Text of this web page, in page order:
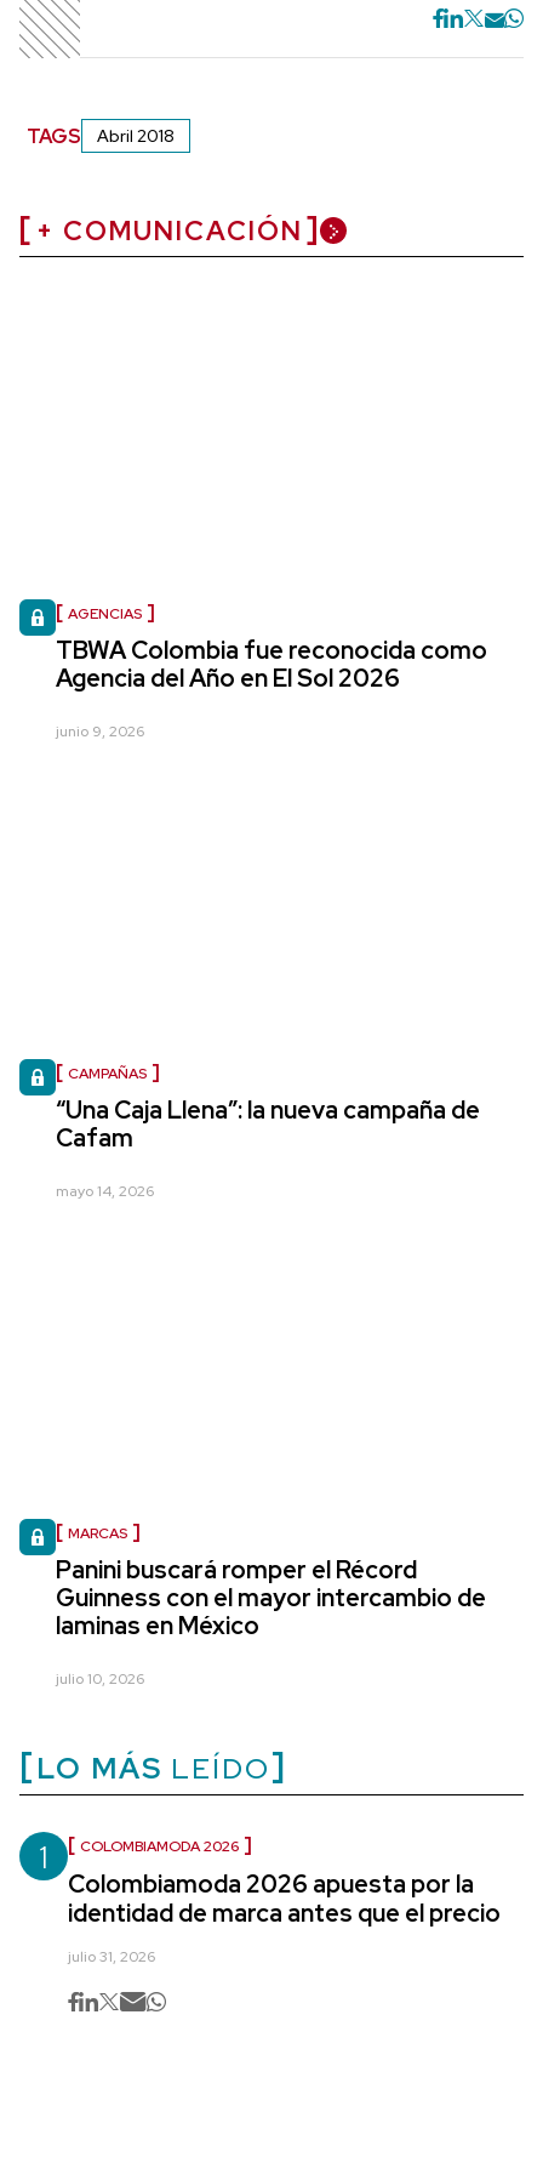
TAGS Abril 2018
+ COMUNICACIÓN
AGENCIAS
TBWA Colombia fue reconocida como
Agencia del Año en El Sol 2026
junio 9, 2026
CAMPAÑAS
“Una Caja Llena”: la nueva campaña de
Cafam
mayo 14, 2026
MARCAS
Panini buscará romper el Récord
Guinness con el mayor intercambio de
laminas en México
julio 10, 2026
LO MÁS LEÍDO
1 COLOMBIAMODA 2026
Colombiamoda 2026 apuesta por la
identidad de marca antes que el precio
julio 31, 2026